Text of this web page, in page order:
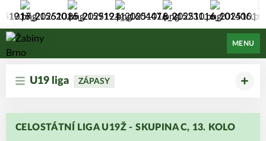
Žabiny Brno
MENU
U19 liga ZÁPASY
CELOSTÁTNÍ LIGA U19Ž - SKUPINA C, 13. KOLO